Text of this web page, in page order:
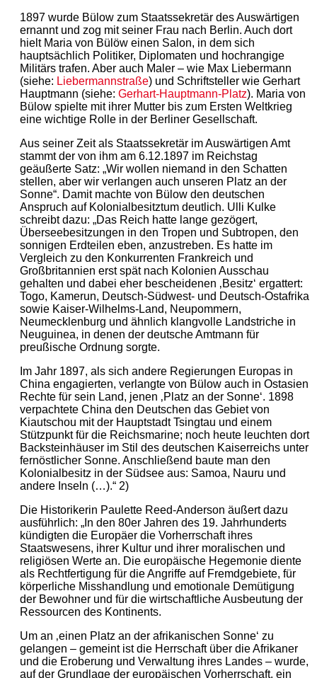
1897 wurde Bülow zum Staatssekretär des Auswärtigen
ernannt und zog mit seiner Frau nach Berlin. Auch dort
hielt Maria von Bülöw einen Salon, in dem sich
hauptsächlich Politiker, Diplomaten und hochrangige
Militärs trafen. Aber auch Maler – wie Max Liebermann
(siehe: Liebermannstraße) und Schriftsteller wie Gerhart
Hauptmann (siehe: Gerhart-Hauptmann-Platz). Maria von
Bülow spielte mit ihrer Mutter bis zum Ersten Weltkrieg
eine wichtige Rolle in der Berliner Gesellschaft.
Aus seiner Zeit als Staatssekretär im Auswärtigen Amt
stammt der von ihm am 6.12.1897 im Reichstag
geäußerte Satz: „Wir wollen niemand in den Schatten
stellen, aber wir verlangen auch unseren Platz an der
Sonne“. Damit machte von Bülow den deutschen
Anspruch auf Kolonialbesitztum deutlich. Ulli Kulke
schreibt dazu: „Das Reich hatte lange gezögert,
Überseebesitzungen in den Tropen und Subtropen, den
sonnigen Erdteilen eben, anzustreben. Es hatte im
Vergleich zu den Konkurrenten Frankreich und
Großbritannien erst spät nach Kolonien Ausschau
gehalten und dabei eher bescheidenen ‚Besitz‘ ergattert:
Togo, Kamerun, Deutsch-Südwest- und Deutsch-Ostafrika
sowie Kaiser-Wilhelms-Land, Neupommern,
Neumecklenburg und ähnlich klangvolle Landstriche in
Neuguinea, in denen der deutsche Amtmann für
preußische Ordnung sorgte.
Im Jahr 1897, als sich andere Regierungen Europas in
China engagierten, verlangte von Bülow auch in Ostasien
Rechte für sein Land, jenen ‚Platz an der Sonne‘. 1898
verpachtete China den Deutschen das Gebiet von
Kiautschou mit der Hauptstadt Tsingtau und einem
Stützpunkt für die Reichsmarine; noch heute leuchten dort
Backsteinhäuser im Stil des deutschen Kaiserreichs unter
fernöstlicher Sonne. Anschließend baute man den
Kolonialbesitz in der Südsee aus: Samoa, Nauru und
andere Inseln (…).“ 2)
Die Historikerin Paulette Reed-Anderson äußert dazu
ausführlich: „In den 80er Jahren des 19. Jahrhunderts
kündigten die Europäer die Vorherrschaft ihres
Staatswesens, ihrer Kultur und ihrer moralischen und
religiösen Werte an. Die europäische Hegemonie diente
als Rechtfertigung für die Angriffe auf Fremdgebiete, für
körperliche Misshandlung und emotionale Demütigung
der Bewohner und für die wirtschaftliche Ausbeutung der
Ressourcen des Kontinents.
Um an ‚einen Platz an der afrikanischen Sonne‘ zu
gelangen – gemeint ist die Herrschaft über die Afrikaner
und die Eroberung und Verwaltung ihres Landes – wurde,
auf der Grundlage der europäischen Vorherrschaft, ein